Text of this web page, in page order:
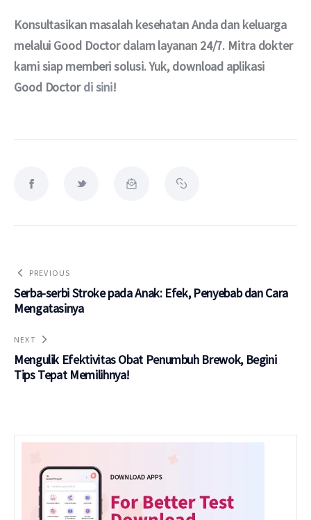
Konsultasikan masalah kesehatan Anda dan keluarga
melalui Good Doctor dalam layanan 24/7. Mitra dokter
kami siap memberi solusi. Yuk, download aplikasi
Good Doctor di sini!
PREVIOUS
Serba-serbi Stroke pada Anak: Efek, Penyebab dan Cara
Mengatasinya
NEXT
Mengulik Efektivitas Obat Penumbuh Brewok, Begini
Tips Tepat Memilihnya!